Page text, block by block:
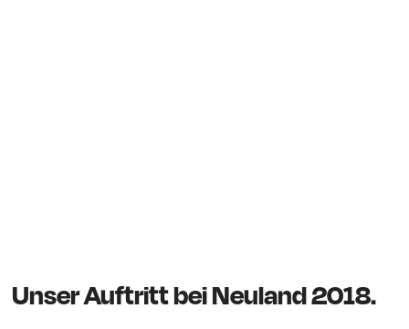
Unser Auftritt bei Neuland 2018.